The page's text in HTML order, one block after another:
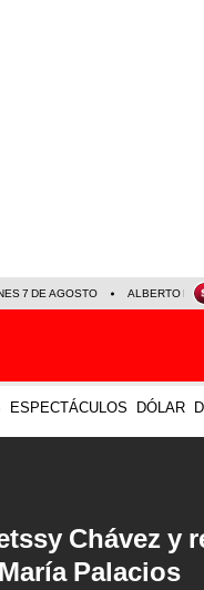
7 DE AGOSTO ALBERTO
ESPECTÁCULOS DÓLAR
Chávez y
Palacios